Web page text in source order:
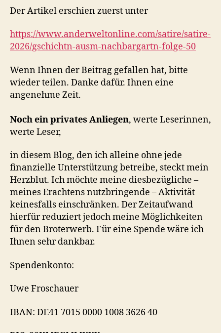
Der Artikel erschien zuerst unter
https://www.anderweltonline.com/satire/satire-
2026/gschichtn-ausm-nachbargartn-folge-50
Wenn Ihnen der Beitrag gefallen hat, bitte
wieder teilen. Danke dafür. Ihnen eine
angenehme Zeit.
Noch ein privates Anliegen, werte Leserinnen,
werte Leser,
in diesem Blog, den ich alleine ohne jede
finanzielle Unterstützung betreibe, steckt mein
Herzblut. Ich möchte meine diesbezügliche –
meines Erachtens nutzbringende – Aktivität
keinesfalls einschränken. Der Zeitaufwand
hierfür reduziert jedoch meine Möglichkeiten
für den Broterwerb. Für eine Spende wäre ich
Ihnen sehr dankbar.
Spendenkonto:
Uwe Froschauer
IBAN: DE41 7015 0000 1008 3626 40